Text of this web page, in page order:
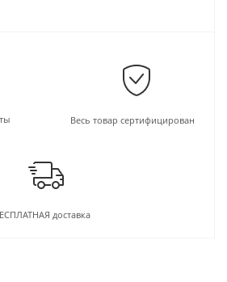
Весь товар сертифицирован
доставка